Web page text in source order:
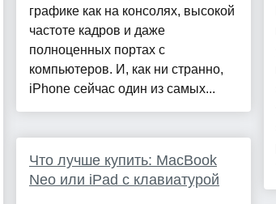
графике как на консолях, высокой
частоте кадров и даже
полноценных портах с
компьютеров. И, как ни странно,
iPhone сейчас один из самых...
Что лучше купить: MacBook
Neo или iPad с клавиатурой